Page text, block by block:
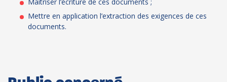
Mettre en application l’extraction des exigences de ces
documents.